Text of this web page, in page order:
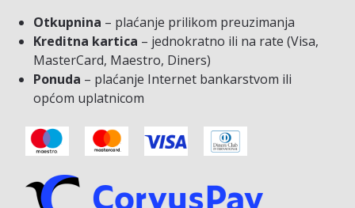
Otkupnina – plaćanje prilikom preuzimanja
Kreditna kartica – jednokratno ili na rate (Visa,
MasterCard, Maestro, Diners)
Ponuda – plaćanje Internet bankarstvom ili
općom uplatnicom